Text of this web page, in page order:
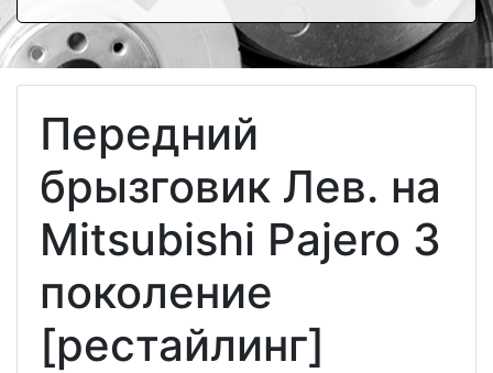
Передний
брызговик Лев. на
Mitsubishi Pajero 3
поколение
[рестайлинг]